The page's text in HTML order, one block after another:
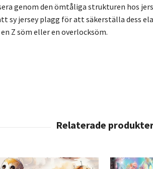
genom den ömtåliga strukturen hos
jersey plagg för att säkerställa dess
Z söm eller en overlocksöm.